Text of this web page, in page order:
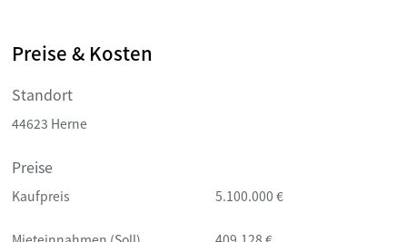
Preise & Kosten
Standort
44623 Herne
Preise
Kaufpreis 5.100.000 €